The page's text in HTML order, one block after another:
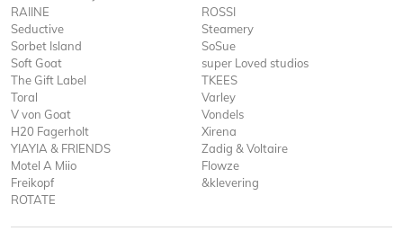
RAIINE
ROSSI
Seductive
Steamery
Sorbet Island
SoSue
Soft Goat
super Loved studios
The Gift Label
TKEES
Toral
Varley
V von Goat
Vondels
H20 Fagerholt
Xirena
YIAYIA & FRIENDS
Zadig & Voltaire
Motel A Miio
Flowze
Freikopf
&klevering
ROTATE